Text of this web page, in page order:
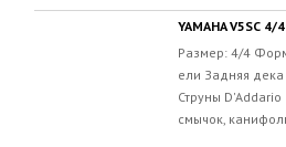
YAMAHA V5SC 4/4
Размер: 4/4
ели Задняя
Струны
смычок,